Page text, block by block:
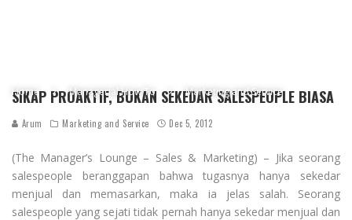
Home Managerial How To Marketing and Service
SIKAP PROAKTIF, BUKAN SEKEDAR SALESPEOPLE BIASA
Arum Marketing and Service Dec 5, 2012
(The Manager’s Lounge – Sales & Marketing) – Jika seorang
salespeople beranggapan bahwa tugasnya hanya sekedar
menjual dan memasarkan, maka ia jelas salah. Seorang
salespeople yang sejati tidak pernah hanya sekedar menjual dan